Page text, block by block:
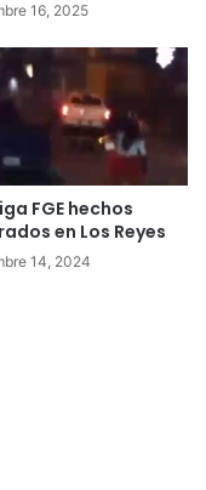
16, 2025
FGE hechos
en Los Reyes
14, 2024